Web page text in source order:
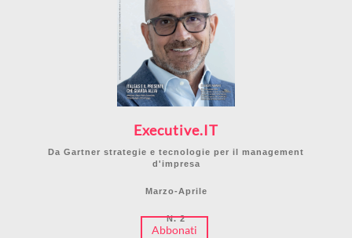
Executive.IT
Da Gartner strategie e tecnologie per il management
d'impresa
Marzo-Aprile
N. 2
Abbonati